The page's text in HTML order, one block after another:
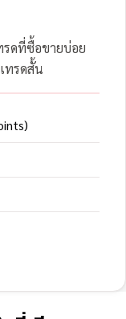
ดที่ซื้อขายบ่อย
ทรดสั้น